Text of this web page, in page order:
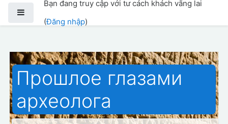
Chuyển tới nội dung chính
Bạn đang truy cập với tư cách khách vãng lai
(Đăng nhập)
Прошлое глазами
археолога